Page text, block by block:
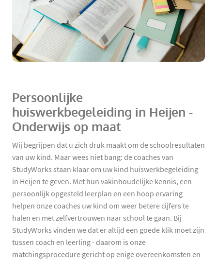
Persoonlijke
huiswerkbegeleiding in Heijen -
Onderwijs op maat
Wij begrijpen dat u zich druk maakt om de schoolresultaten
van uw kind. Maar wees niet bang: de coaches van
StudyWorks staan klaar om uw kind huiswerkbegeleiding
in Heijen te geven. Met hun vakinhoudelijke kennis, een
persoonlijk opgesteld leerplan en een hoop ervaring
helpen onze coaches uw kind om weer betere cijfers te
halen en met zelfvertrouwen naar school te gaan. Bij
StudyWorks vinden we dat er altijd een goede klik moet zijn
tussen coach en leerling - daarom is onze
matchingsprocedure gericht op enige overeenkomsten en